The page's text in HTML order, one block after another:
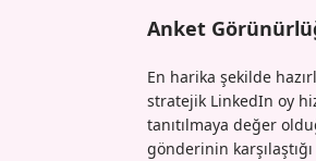
Anket
En harika şekilde
stratejik LinkedIn oy
tanıtılmaya değer
gönderinin